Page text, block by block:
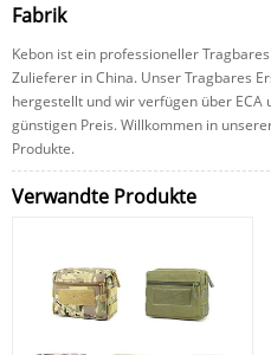
Fabrik
Kebon ist ein professioneller
Zulieferer in China. Unser Tragbares
hergestellt und wir verfügen über ECA
günstigen Preis. Willkommen in
Produkte.
Verwandte Produkte